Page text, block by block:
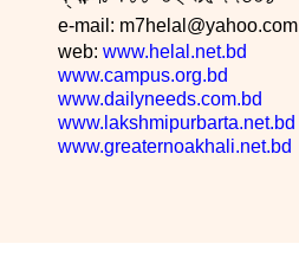
e-mail: m7helal@yahoo.com
web: www.helal.net.bd
www.campus.org.bd
www.dailyneeds.com.bd
www.lakshmipurbarta.net.bd
www.greaternoakhali.net.bd